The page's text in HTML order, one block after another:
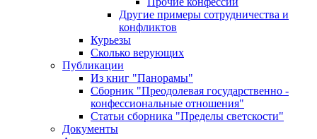
Другие примеры сотрудничества и
конфликтов
Курьезы
Сколько верующих
Публикации
Из книг "Панорамы"
Сборник "Преодолевая государственно -
конфессиональные отношения"
Статьи сборника "Пределы светскости"
Документы